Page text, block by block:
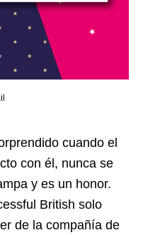
cuando el
con él, nunca se
y es un honor.
British solo
de la compañía de